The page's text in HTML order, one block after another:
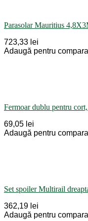
Parasolar Mauritius
723,33 lei
Adaugă pentru
Fermoar dublu pentru
69,05 lei
Adaugă pentru
Set spoiler Multirail
362,19 lei
Adaugă pentru